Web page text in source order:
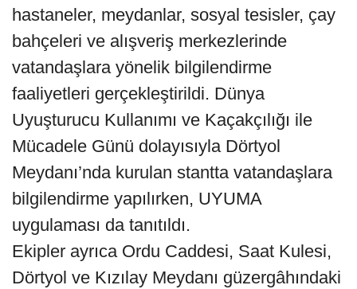
hastaneler, meydanlar, sosyal tesisler, çay
bahçeleri ve alışveriş merkezlerinde
vatandaşlara yönelik bilgilendirme
faaliyetleri gerçekleştirildi. Dünya
Uyuşturucu Kullanımı ve Kaçakçılığı ile
Mücadele Günü dolayısıyla Dörtyol
Meydanı’nda kurulan stantta vatandaşlara
bilgilendirme yapılırken, UYUMA
uygulaması da tanıtıldı.
Ekipler ayrıca Ordu Caddesi, Saat Kulesi,
Dörtyol ve Kızılay Meydanı güzergâhındaki